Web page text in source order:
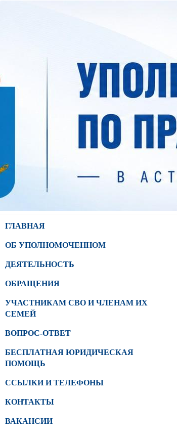
ГЛАВНАЯ
ОБ УПОЛНОМОЧЕННОМ
ДЕЯТЕЛЬНОСТЬ
ОБРАЩЕНИЯ
УЧАСТНИКАМ СВО И ЧЛЕНАМ ИХ
СЕМЕЙ
ВОПРОС-ОТВЕТ
БЕСПЛАТНАЯ ЮРИДИЧЕСКАЯ
ПОМОЩЬ
ССЫЛКИ И ТЕЛЕФОНЫ
КОНТАКТЫ
ВАКАНСИИ